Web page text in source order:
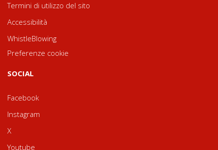
Termini di utilizzo del sito
Accessibilità
WhistleBlowing
Preferenze cookie
SOCIAL
Facebook
Instagram
X
Youtube